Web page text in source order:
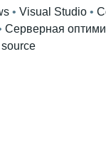
• Visual Studio •
Серверная